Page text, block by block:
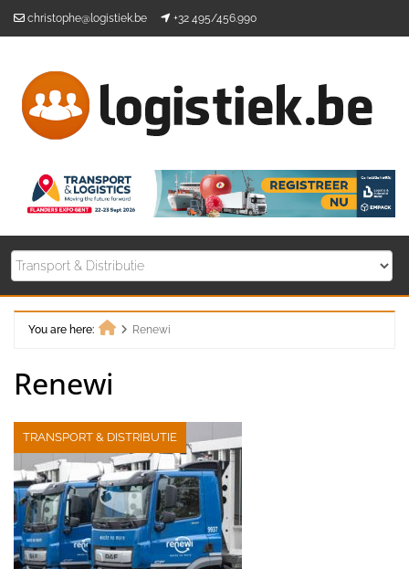
christophe@logistiek.be +32 495/456.990
You are here:
Renewi
Renewi
TRANSPORT & DISTRIBUTIE